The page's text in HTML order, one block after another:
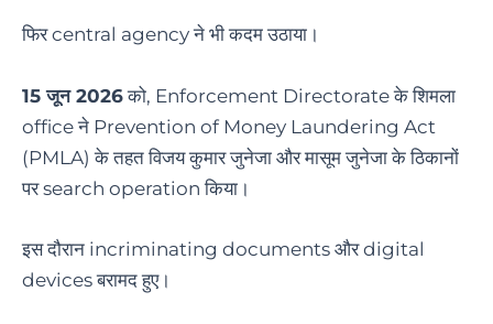
फिर central agency ने भी कदम उठाया।
15 जून 2026को, Enforcement Directorate के शिमला
office ने Prevention of Money Laundering Act
(PMLA) के तहत विजय कुमार जुनेजा और मासूम जुनेजा के ठिकानों
पर search operation किया।
इस दौरान incriminating documents और digital
devices बरामद हुए।